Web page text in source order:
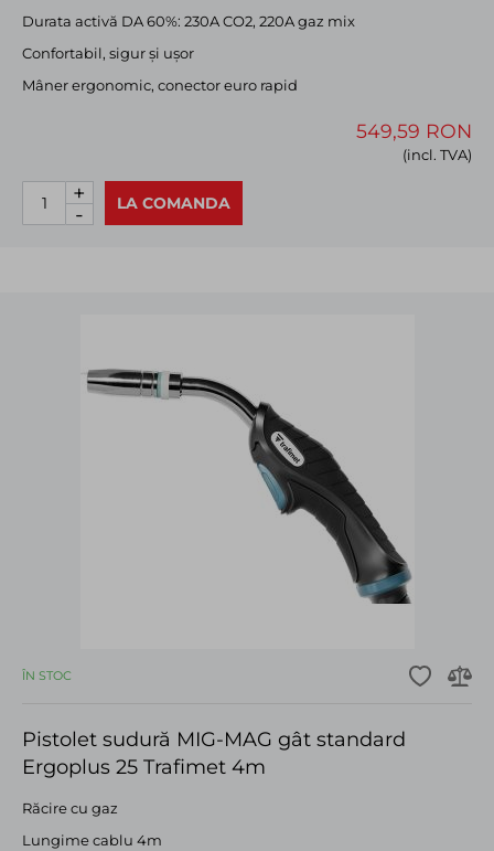
Durata activă DA 60%: 230A CO2, 220A gaz mix
Confortabil, sigur și ușor
Mâner ergonomic, conector euro rapid
549,59 RON
(incl. TVA)
LA COMANDA
+
-
ÎN STOC
Pistolet sudură MIG-MAG gât standard
Ergoplus 25 Trafimet 4m
Răcire cu gaz
Lungime cablu 4m